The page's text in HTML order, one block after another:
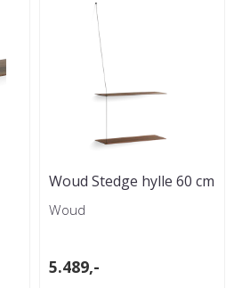
Woud Stedge hylle 60 cm
- Smoked oak
Woud
5.489,-